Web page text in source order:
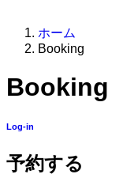
ホーム
Booking
Booking
Log-in
予約する